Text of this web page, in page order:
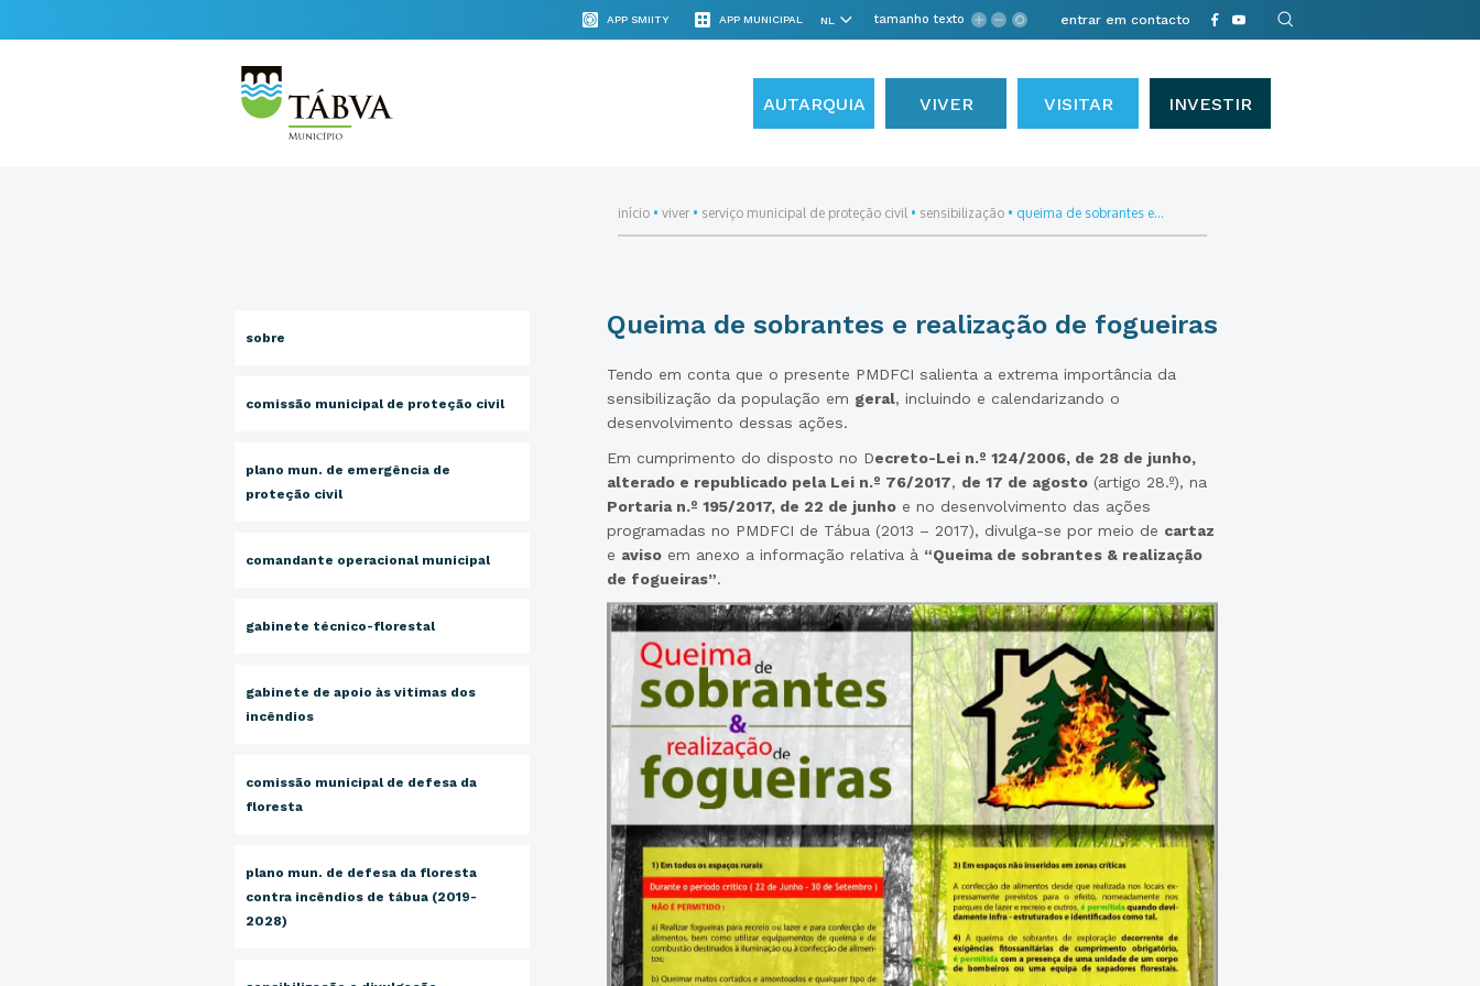
APP SMIITY APP MUNICIPAL tamanho texto entrar em contacto
AUTARQUIA VIVER VISITAR INVESTIR
sobre
comissão municipal de proteção civil
plano mun. de emergência de
proteção civil
comandante operacional municipal
gabinete técnico-florestal
gabinete de apoio às vitimas dos
incêndios
comissão municipal de defesa da
floresta
plano mun. de defesa da floresta
contra incêndios de tábua (2019-
2028)
início•viver• serviço municipal de proteção civil• sensibilização• queima de sobrantes e...
Queima de sobrantes e realização de fogueiras
Tendo em conta que o presente PMDFCI salienta a extrema importância da
sensibilização da população em geral, incluindo e calendarizando o
desenvolvimento dessas ações.
Em cumprimento do disposto no Decreto-Lei n.º 124/2006, de 28 de junho,
alterado e republicado pela Lei n.º 76/2017, de 17 de agosto(artigo 28.º), na
Portaria n.º 195/2017, de 22 de junhoe no desenvolvimento das ações
programadas no PMDFCI de Tábua (2013 – 2017), divulga-se por meio de cartaz
e avisoem anexo a informação relativa à “Queima de sobrantes & realização
de fogueiras”.